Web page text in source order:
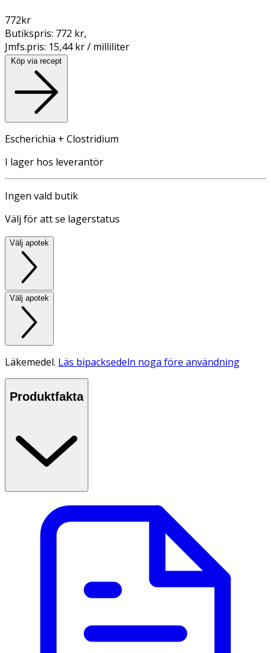
772kr
Butikspris: 772 kr,
Jmfs.pris: 15,44 kr / milliliter
Köp via recept
Escherichia + Clostridium
I lager hos leverantör
Ingen vald butik
Välj för att se lagerstatus
Välj apotek
Välj apotek
Läkemedel. Läs bipacksedeln noga före användning
Produktfakta